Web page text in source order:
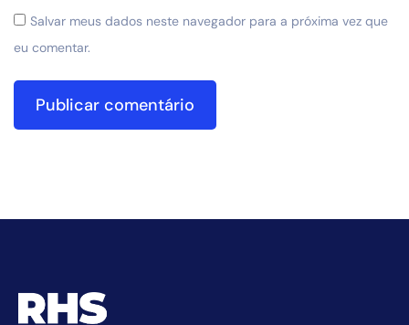
Salvar meus dados neste navegador para a próxima vez que
eu comentar.